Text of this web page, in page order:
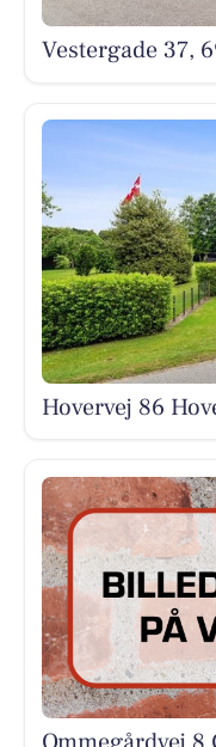
Vestergade 37,
Hovervej 86